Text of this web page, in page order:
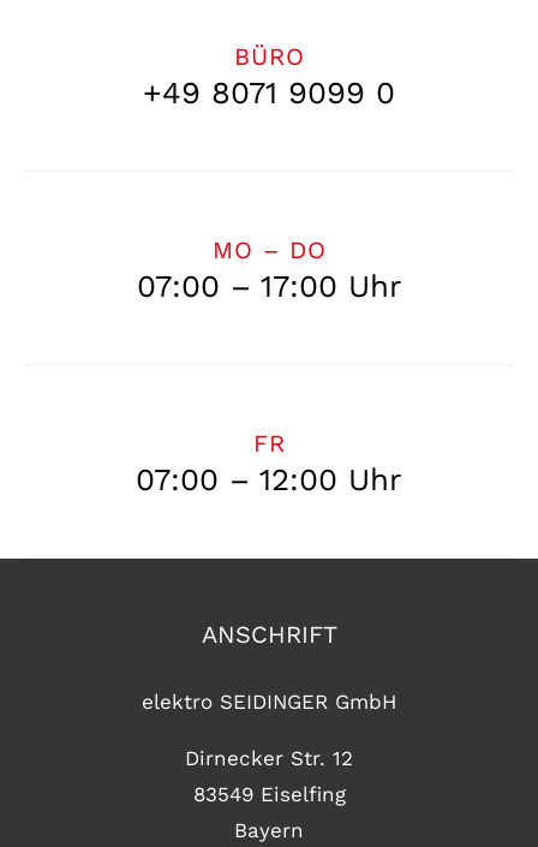
BÜRO
+49 8071 9099 0
MO – DO
07:00 – 17:00 Uhr
FR
07:00 – 12:00 Uhr
ANSCHRIFT
elektro SEIDINGER GmbH
Dirnecker Str. 12
83549 Eiselfing
Bayern